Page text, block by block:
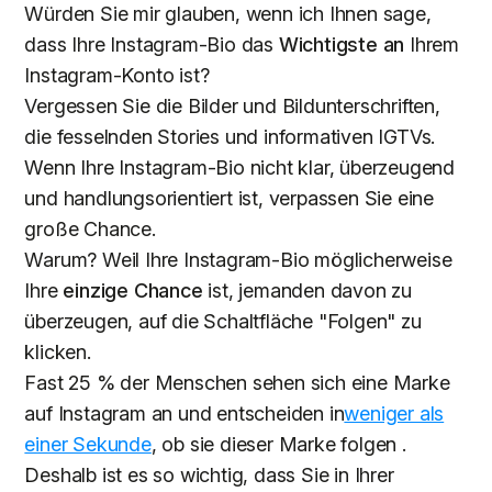
Würden Sie mir glauben, wenn ich Ihnen sage,
dass Ihre Instagram-Bio das Wichtigste an Ihrem
Instagram-Konto ist?
Vergessen Sie die Bilder und Bildunterschriften,
die fesselnden Stories und informativen IGTVs.
Wenn Ihre Instagram-Bio nicht klar, überzeugend
und handlungsorientiert ist, verpassen Sie eine
große Chance.
Warum? Weil Ihre Instagram-Bio möglicherweise
Ihre einzige Chance ist, jemanden davon zu
überzeugen, auf die Schaltfläche "Folgen" zu
klicken.
Fast 25 % der Menschen sehen sich eine Marke
auf Instagram an und entscheiden inweniger als
einer Sekunde, ob sie dieser Marke folgen .
Deshalb ist es so wichtig, dass Sie in Ihrer